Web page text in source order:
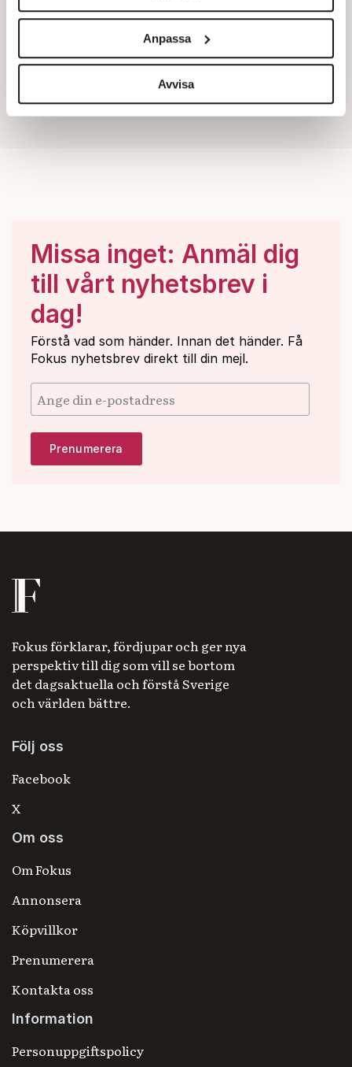
Vi använder enhetsidentifierare för att anpassa innehållet
för sociala medier och analysera vår trafik. Vi
vidarebefordrar även sådana identifierare och annan
information från din enhet till de sociala medier och
annons- och analysföretag som vi samarbetar med.
Anpassa
Avvisa
Missa inget: Anmäl dig
till vårt nyhetsbrev i
dag!
Förstå vad som händer. Innan det händer. Få
Fokus nyhetsbrev direkt till din mejl.
Fokus förklarar, fördjupar och ger nya
perspektiv till dig som vill se bortom
det dagsaktuella och förstå Sverige
och världen bättre.
Följ oss
Facebook
X
Om oss
Om Fokus
Annonsera
Köpvillkor
Prenumerera
Kontakta oss
Information
Personuppgiftspolicy